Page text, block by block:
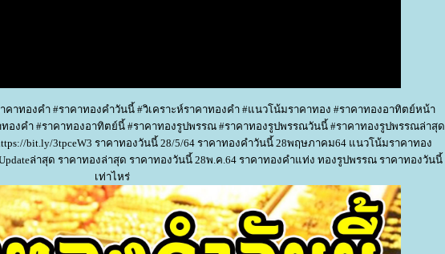
คาทองคำ #ราคาทองคำวันนี้ #วิเคราะห์ราคาทองคำ #แนวโน้มราคาทอง #ราคาทองอาทิตย์หน้า
องคำ #ราคาทองอาทิตย์นี้ #ราคาทองรูปพรรณ #ราคาทองรูปพรรณวันนี้ #ราคาทองรูปพรรณล่าสุด
bit.ly/3tpceW3 ราคาทองวันนี้ 28/5/64 ราคาทองคำวันนี้ 28พฤษภาคม64 แนวโน้มราคาทอง
ล่าสุด ราคาทองล่าสุด ราคาทองวันนี้ 28พ.ค.64 ราคาทองคำแท่ง ทองรูปพรรณ ราคาทองวันนี้
เท่าไหร่